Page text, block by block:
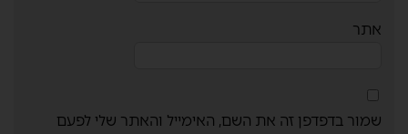
אתר
שמור בדפדפן זה את השם, האימייל והאתר שלי לפעם